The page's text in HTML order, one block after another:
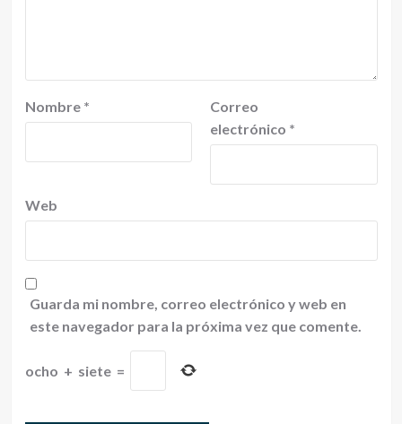
Nombre *
Correo
electrónico *
Web
Guarda mi nombre, correo electrónico y web en
este navegador para la próxima vez que comente.
ocho + siete =